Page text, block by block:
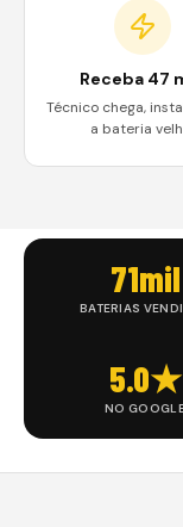
Receba 47
Técnico chega,
a bateria
71mil
BATERIAS
5.0★
NO